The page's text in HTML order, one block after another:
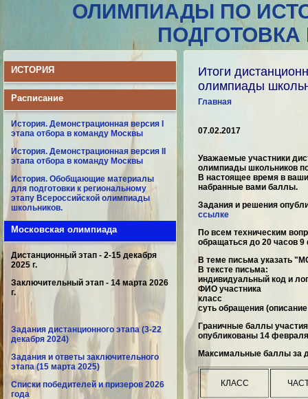
ОЛИМПИАДЫ ПО
ИСТОРИЯ
Расписание
История. Демонстрационная версия I
этапа отбора в команду Москвы
История. Демонстрационная версия II
этапа отбора в команду Москвы
История. Обобщающие материалы
для подготовки к региональному
этапу Всероссийской олимпиады
школьников.
Московская олимпиада
Дистанционный этап - 2-15 декабря
2025 г.
Заключительный этап - 14 марта 2026
г.
Задания дистанционного этапа (3-22
декабря 2024)
Задания и ответы заключительного
этапа (15 марта 2025)
Списки победителей и призеров 2026
года
Итоги
олимпиады
Главная
07.02.2017
Уважаемые участники
олимпиады школьников
В настоящее время в
набранные вами баллы.
Задания и решения
ссылке
По всем техническим
обращаться до 20 часов
В теме письма указать
В тексте письма:
индивидуальный код и
ФИО участника
класс
суть обращения
Граничные баллы
опубликованы 14
Максимальные баллы за
КЛАСС